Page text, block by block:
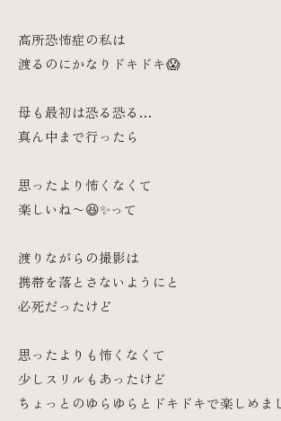
高所恐怖症の私は
渡るのにかなりドキドキ😱
母も最初は恐る恐る…
真ん中まで行ったら
思ったより怖くなくて
楽しいね〜😆✨って
渡りながらの撮影は
携帯を落とさないようにと
必死だったけど
思ったよりも怖くなくて
少しスリルもあったけど
ちょっとのゆらゆらとドキドキで楽しめ